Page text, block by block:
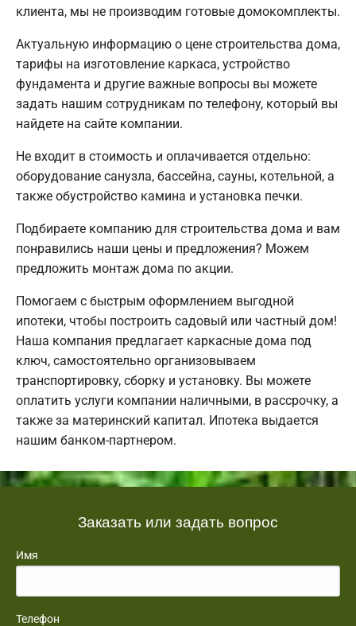
клиента, мы не производим готовые домокомплекты.
Актуальную информацию о цене строительства дома,
тарифы на изготовление каркаса, устройство
фундамента и другие важные вопросы вы можете
задать нашим сотрудникам по телефону, который вы
найдете на сайте компании.
Не входит в стоимость и оплачивается отдельно:
оборудование санузла, бассейна, сауны, котельной, а
также обустройство камина и установка печки.
Подбираете компанию для строительства дома и вам
понравились наши цены и предложения? Можем
предложить монтаж дома по акции.
Помогаем с быстрым оформлением выгодной
ипотеки, чтобы построить садовый или частный дом!
Наша компания предлагает каркасные дома под
ключ, самостоятельно организовываем
транспортировку, сборку и установку. Вы можете
оплатить услуги компании наличными, в рассрочку, а
также за материнский капитал. Ипотека выдается
нашим банком-партнером.
Заказать или задать вопрос
Имя
Телефон